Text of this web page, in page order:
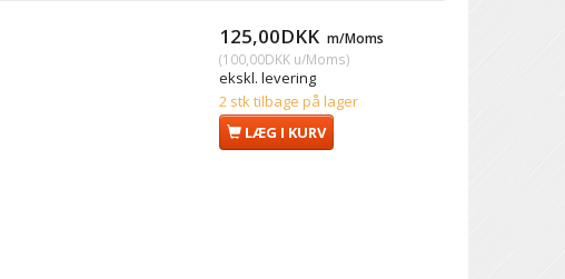
125,00DKK m/Moms
(100,00DKKu/Moms)
ekskl. levering
2 stk tilbage på lager
LÆG I KURV